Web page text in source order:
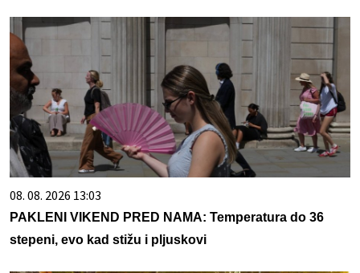
08. 08. 2026 13:03
PAKLENI VIKEND PRED NAMA: Temperatura do 36
stepeni, evo kad stižu i pljuskovi